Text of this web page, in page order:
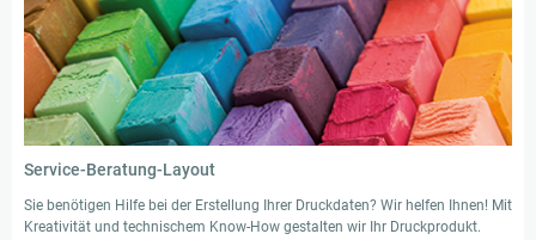
Service-Beratung-Layout
Sie benötigen Hilfe bei der Erstellung Ihrer Druckdaten? Wir helfen Ihnen! Mit
Kreativität und technischem Know-How gestalten wir Ihr Druckprodukt.